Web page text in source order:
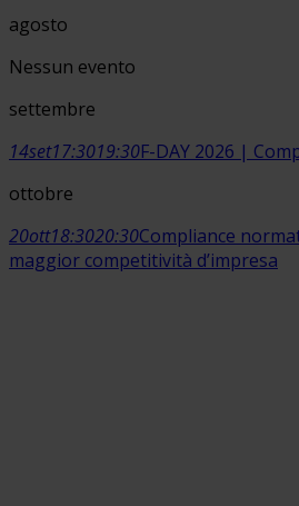
agosto
Nessun evento
settembre
14set17:3019:30F-DAY 2026 |
ottobre
20ott18:3020:30Compliance
maggior competitività d’impresa